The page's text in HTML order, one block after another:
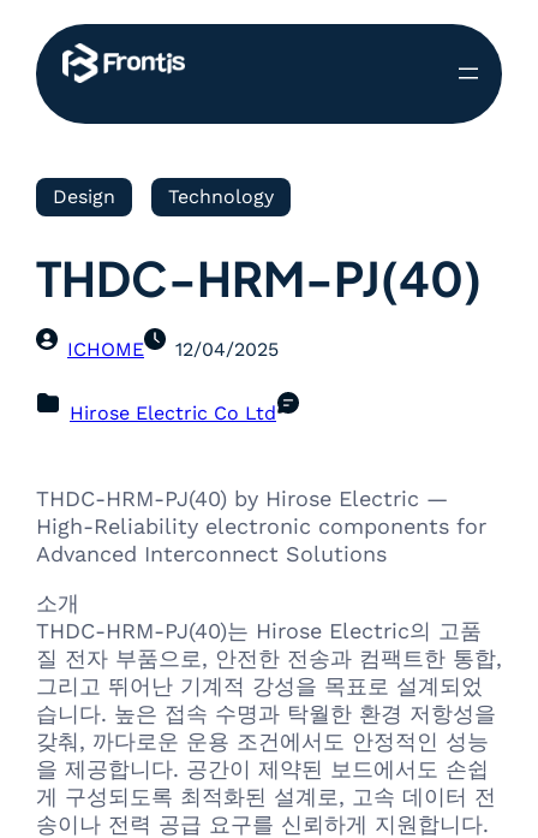
Design Technology
THDC-HRM-PJ(40)
ICHOME 12/04/2025
Hirose Electric Co Ltd
THDC-HRM-PJ(40) by Hirose Electric —
High-Reliability electronic components for
Advanced Interconnect Solutions
소개
THDC-HRM-PJ(40)는 Hirose Electric의 고품
질 전자 부품으로, 안전한 전송과 컴팩트한 통합,
그리고 뛰어난 기계적 강성을 목표로 설계되었
습니다. 높은 접속 수명과 탁월한 환경 저항성을
갖춰, 까다로운 운용 조건에서도 안정적인 성능
을 제공합니다. 공간이 제약된 보드에서도 손쉽
게 구성되도록 최적화된 설계로, 고속 데이터 전
송이나 전력 공급 요구를 신뢰하게 지원합니다.